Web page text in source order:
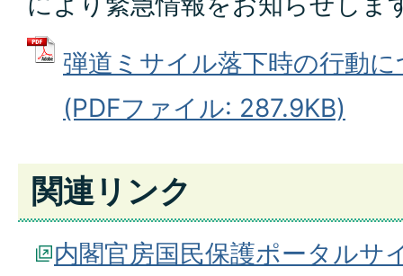
弾道ミサイル落下時の行動
(PDFファイル: 287.9KB)
関連リンク
内閣官房国民保護ポータルサ